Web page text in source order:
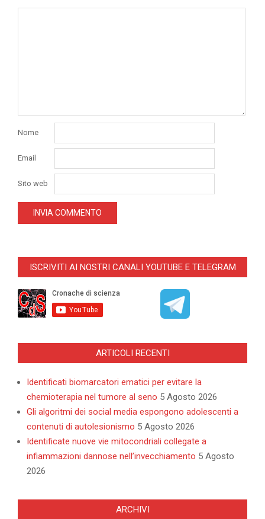
Nome
Email
Sito web
ISCRIVITI AI NOSTRI CANALI YOUTUBE E TELEGRAM
ARTICOLI RECENTI
Identificati biomarcatori ematici per evitare la
chemioterapia nel tumore al seno 5 Agosto 2026
Gli algoritmi dei social media espongono adolescenti a
contenuti di autolesionismo 5 Agosto 2026
Identificate nuove vie mitocondriali collegate a
infiammazioni dannose nell’invecchiamento 5 Agosto
2026
ARCHIVI